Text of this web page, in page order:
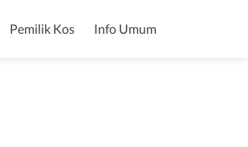
Pemilik Kos Info Umum